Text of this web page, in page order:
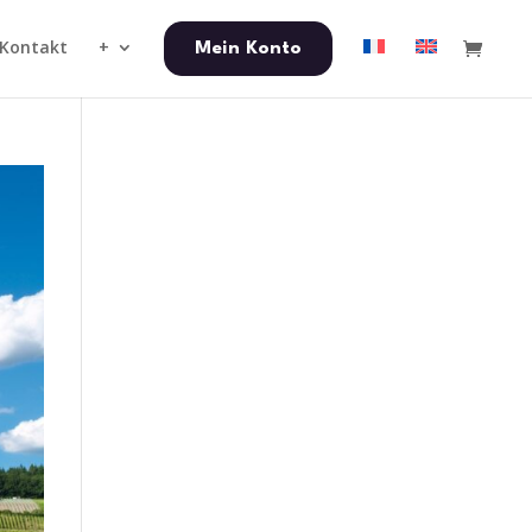
Kontakt + Mein Konto